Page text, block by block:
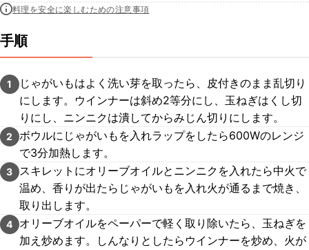
料理を安全に楽しむための注意事項
手順
1
じゃがいもはよく洗い芽を取ったら、皮付きのまま乱切り
にします。ウインナーは斜め2等分にし、玉ねぎはくし切
りにし、ニンニクは潰してからみじん切りにします。
2
ボウルにじゃがいもを入れラップをしたら600Wのレンジ
で3分加熱します。
3
スキレットにオリーブオイルとニンニクを入れたら中火で
温め、香りが出たらじゃがいもを入れ火が通るまで焼き、
取り出します。
4
オリーブオイルをペーパーで軽く取り除いたら、玉ねぎを
加え炒めます。しんなりとしたらウインナーを炒め、火が